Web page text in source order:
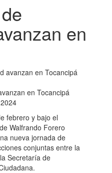
en
en Tocancipá
febrero y bajo el
Walfrando Forero
nueva jornada de
conjuntas entre la
Secretaría de